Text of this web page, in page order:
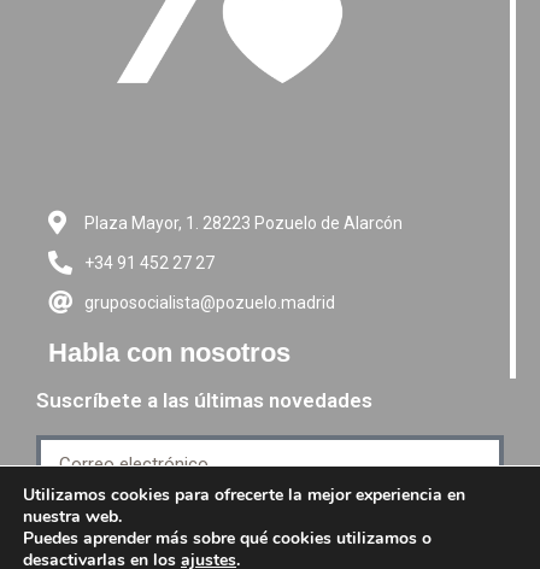
Plaza Mayor, 1. 28223 Pozuelo de Alarcón
+34 91 452 27 27
gruposocialista@pozuelo.madrid
Habla con nosotros
Suscríbete a las últimas novedades
Suscríbete
Utilizamos cookies para ofrecerte la mejor experiencia en
nuestra web.
Puedes aprender más sobre qué cookies utilizamos o
desactivarlas en los ajustes.